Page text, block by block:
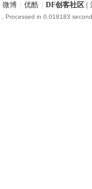
微博 优酷 DF创客社区 (
, Processed in 0.018183